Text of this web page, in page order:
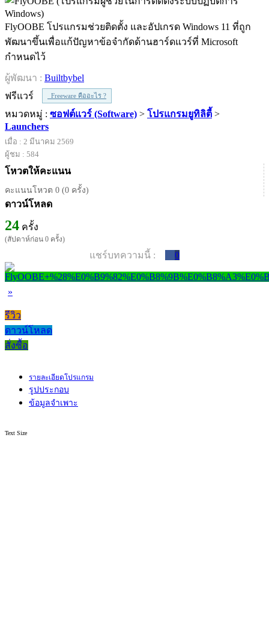
FlyOOBE โปรแกรมช่วยติดตั้ง และอัปเกรด Windows 11 ที่ถูก
พัฒนาขึ้นเพื่อแก้ปัญหาข้อจำกัดด้านฮาร์ดแวร์ที่ Microsoft
กำหนดไว้
ผู้พัฒนา : Builtbybel
ฟรีแวร์
Freeware คืออะไร ?
หมวดหมู่ : ซอฟต์แวร์ (Software) > โปรแกรมยูทิลิตี้ >
Launchers
เมื่อ : 2 มีนาคม 2569
ผู้ชม : 584
โหวตให้คะแนน
คะแนนโหวต 0 (0 ครั้ง)
ดาวน์โหลด
24 ครั้ง
(สัปดาห์ก่อน 0 ครั้ง)
แชร์บทความนี้ : 0
»
รีวิว
ดาวน์โหลด
สั่งซื้อ
รายละเอียดโปรแกรม
รูปประกอบ
ข้อมูลจำเพาะ
Text Size